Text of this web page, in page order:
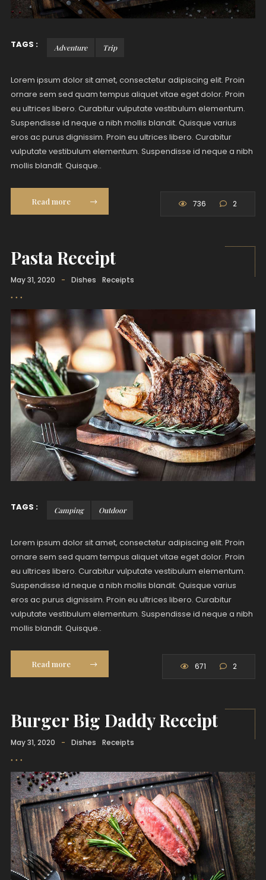
TAGS : Adventure Trip
Lorem ipsum dolor sit amet, consectetur adipiscing elit. Proin
ornare sem sed quam tempus aliquet vitae eget dolor. Proin
eu ultrices libero. Curabitur vulputate vestibulum elementum.
Suspendisse id neque a nibh mollis blandit. Quisque varius
eros ac purus dignissim. Proin eu ultrices libero. Curabitur
vulputate vestibulum elementum. Suspendisse id neque a nibh
mollis blandit. Quisque..
Read more 736 2
Pasta Receipt
May 31, 2020 - Dishes Receipts
TAGS : Camping Outdoor
Lorem ipsum dolor sit amet, consectetur adipiscing elit. Proin
ornare sem sed quam tempus aliquet vitae eget dolor. Proin
eu ultrices libero. Curabitur vulputate vestibulum elementum.
Suspendisse id neque a nibh mollis blandit. Quisque varius
eros ac purus dignissim. Proin eu ultrices libero. Curabitur
vulputate vestibulum elementum. Suspendisse id neque a nibh
mollis blandit. Quisque..
Read more 671 2
Burger Big Daddy Receipt
May 31, 2020 - Dishes Receipts